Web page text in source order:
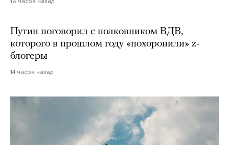
Путин поговорил с полковником ВДВ,
которого в прошлом году «похоронили» z-
блогеры
14 часов назад